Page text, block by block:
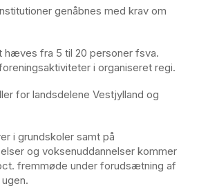
genåbnes med krav om
hæves fra 5 til 20 personer fsva.
i organiseret regi.
for landsdelene Vestjylland og
i grundskoler samt på
og voksenuddannelser kommer
fremmøde under forudsætning af